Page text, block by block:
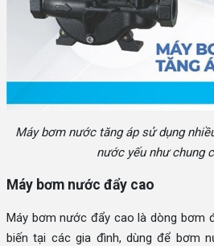
Máy bơm nước tăng áp sử dụng
nước yếu như chung
Máy bơm nước đẩy cao
Máy bơm nước đẩy cao là dòng bơm
biến tại các gia đình, dùng để bơm